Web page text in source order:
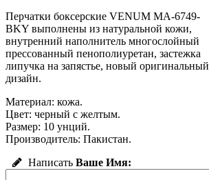
Перчатки боксерские VENUM MA-6749-
BKY выполнены из натуральной кожи,
внутренний наполнитель многослойный
прессованный пенополиуретан, застежка
липучка на запястье, новый оригинальный
дизайн.
Материал: кожа.
Цвет: черный с желтым.
Размер: 10 унций.
Производитель: Пакистан.
Написать Ваше Имя: